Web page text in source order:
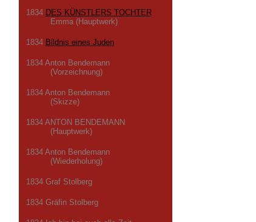
1834 DES KÜNSTLERS TOCHTER
Emma (Hauptwerk)
1834 Bildnis eines Juden
1834 Anton Bendemann
(Vorzeichnung)
1834 Anton Bendemann
(Skizze)
1834 ANTON BENDEMANN
(Hauptwerk)
1834 Anton Bendemann
(Wiederholung)
1834 Graf Stolberg
1834 Gräfin Stolberg